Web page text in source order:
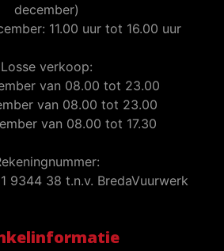
december)
11.00 uur tot 16.00 uur
Losse verkoop:
van 08.00 tot 23.00
van 08.00 tot 23.00
van 08.00 tot 17.30
9344 38 t.n.v. BredaVuurwerk